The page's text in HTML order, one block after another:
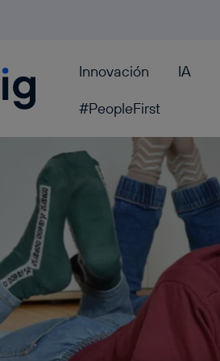
Innovación IA
#PeopleFirst